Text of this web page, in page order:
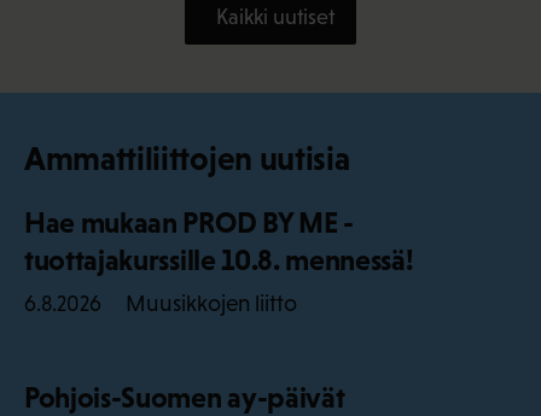
Kaikki uutiset
Ammattiliittojen uutisia
Hae mukaan PROD BY ME -
tuottajakurssille 10.8. mennessä!
6.8.2026 Muusikkojen liitto
Pohjois-Suomen ay-päivät